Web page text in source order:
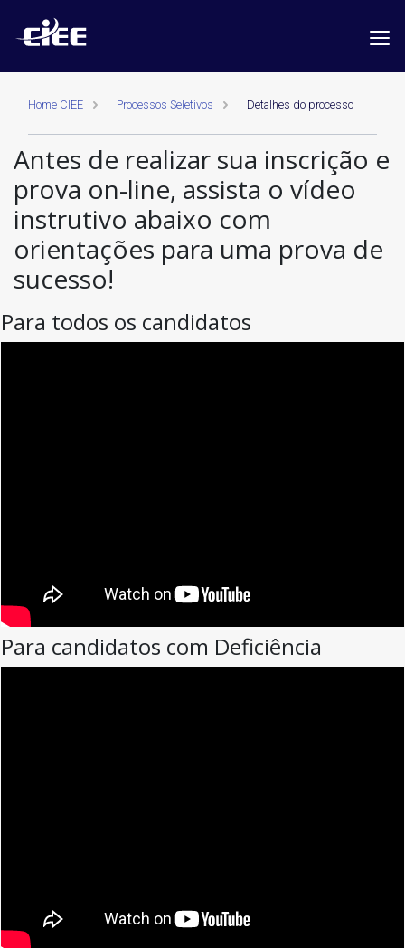
Home CIEE Processos Seletivos Detalhes do processo
Antes de realizar sua inscrição e
prova on-line, assista o vídeo
instrutivo abaixo com
orientações para uma prova de
sucesso!
Para todos os candidatos
Para candidatos com Deficiência